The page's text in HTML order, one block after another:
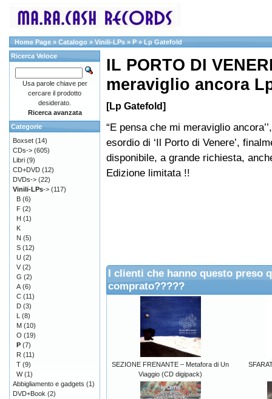
Home Page » Catalogo » Vinili-LPs » P » Lp Gatefold
IL PORTO DI
meraviglio ancora
[Lp Gatefold]
“E pensa che mi meraviglio
esordio di ‘Il Porto di Venere’,
disponibile, a grande richiesta,
Edizione limitata !!
I clienti che hanno questo preso
comprato?????
SEZIONE FRENANTE – Metafora di Un
Viaggio (CD digipack)
Ricerca Veloce
Usa parole chiave per
cercare il prodotto
desiderato.
Ricerca avanzata
Categorie
Boxset (14)
CDs-> (605)
Libri (9)
CD+DVD (12)
DVDs-> (22)
Vinili-LPs-> (117)
B (6)
F (2)
H (1)
K
N (5)
S (12)
U (2)
V (2)
G (2)
A (6)
C (11)
D (3)
L (8)
M (10)
O (19)
P (7)
R (11)
T (9)
W(1)
Abbigliamento e gadgets (1)
DVD+Book (2)